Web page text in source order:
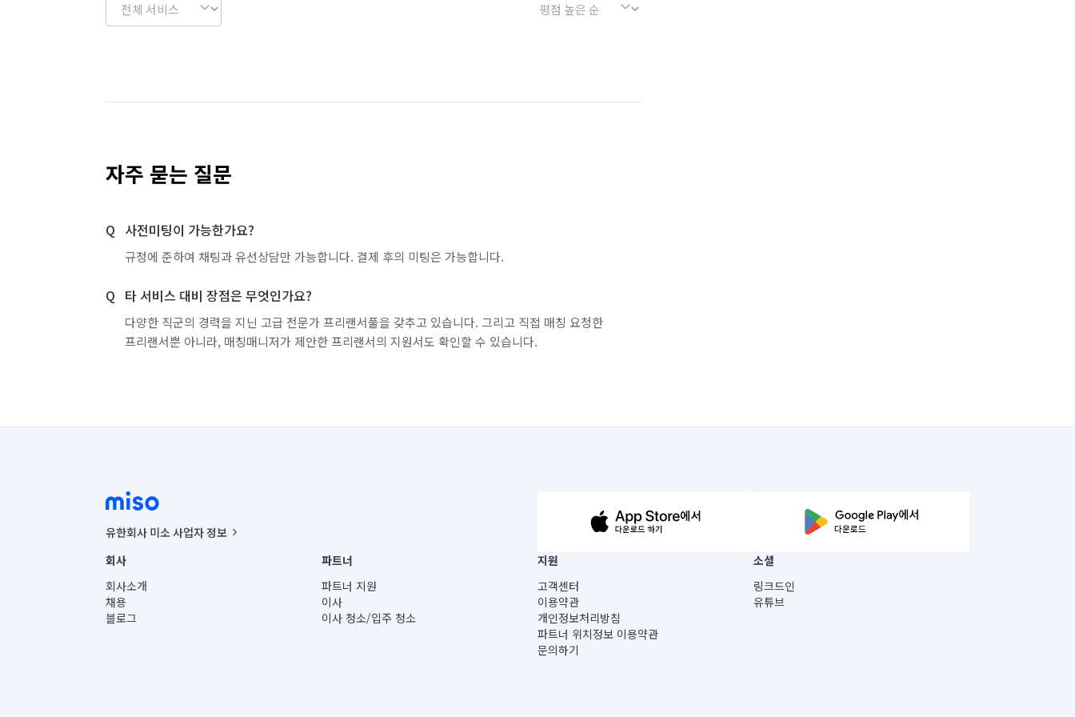
자주 묻는 질문
사전미팅이 가능한가요?
규정에 준하여 채팅과 유선상담만 가능합니다. 결제 후의 미팅은 가능합니다.
타 서비스 대비 장점은 무엇인가요?
다양한 직군의 경력을 지닌 고급 전문가 프리랜서풀을 갖추고 있습니다. 그리고 직접 매칭 요청한
프리랜서뿐 아니라, 매칭매니저가 제안한 프리랜서의 지원서도 확인할 수 있습니다.
유한회사 미소 사업자 정보
사업자등록번호 : 291-87-00271 | 인허가번호 : 2016-3220163-14-5-00019 |
통신판매신고번호 : 2024-서울종로-1400(공정거래위원회 정보) |
대표이사 : CHING VICTOR COLUMBIA RHEE
주소 | 본사: 서울특별시 종로구 율곡로 6(중학동, 트윈트리빌딩) B동 5층
컨택센터 : 서울특별시 종로구 수송동 율곡로 24, 7층, 8층 미소
회사
회사소개
채용
블로그
파트너
파트너 지원
이사
이사 청소/입주 청소
지원
고객센터
이용약관
개인정보처리방침
파트너 위치정보 이용약관
문의하기
소셜
링크드인
유튜브